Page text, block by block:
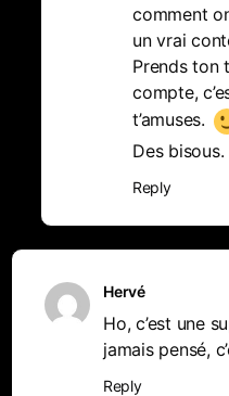
comment
un vrai
Prends ton
compte,
t’amuses.
Des bisous.
Reply
Hervé
Ho, c’est une
jamais pensé,
Reply